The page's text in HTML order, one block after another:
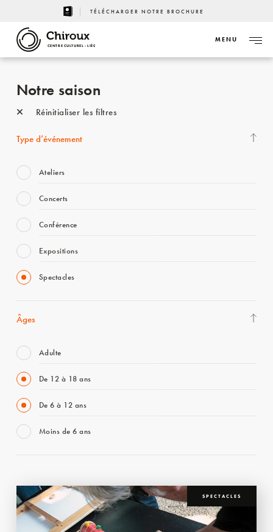
TÉLÉCHARGER NOTRE BROCHURE
CENTRE CULTUREL - LIÈGE
MENU
Notre saison
Réinitialiser les filtres
Type d’événement
Ateliers
Concerts
Conférence
Expositions
Spectacles
Âges
Adulte
De 12 à 18 ans
De 6 à 12 ans
Moins de 6 ans
SPECTACLES